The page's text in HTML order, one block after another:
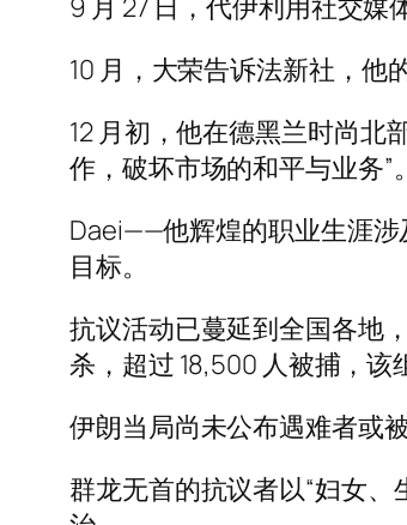
9 月 27 日，代伊利用社交媒
10 月，大荣告诉法新社，他
12 月初，他在德黑兰时尚北
作，破坏市场的和平与业务”。
Daei——他辉煌的职业生涯涉
目标。
抗议活动已蔓延到全国各地
杀，超过 18,500 人被捕，该
伊朗当局尚未公布遇难者或
群龙无首的抗议者以“妇女